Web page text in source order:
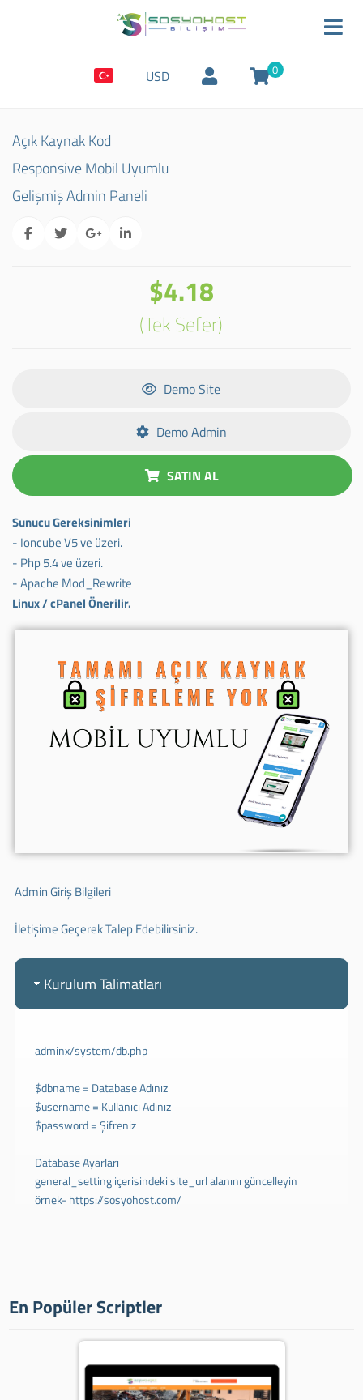
USD 0
Açık Kaynak Kod
Responsive Mobil Uyumlu
Gelişmiş Admin Paneli
$4.18
(Tek Sefer)
Demo Site
Demo Admin
SATIN AL
Sunucu Gereksinimleri
- Ioncube V5 ve üzeri.
- Php 5.4 ve üzeri.
- Apache Mod_Rewrite
Linux / cPanel Önerilir.
Admin Giriş Bilgileri
İletişime Geçerek Talep Edebilirsiniz.
Kurulum Talimatları
adminx/system/db.php
$dbname = Database Adınız
$username = Kullanıcı Adınız
$password = Şifreniz
Database Ayarları
general_setting içerisindeki site_url alanını güncelleyin
örnek- https://sosyohost.com/
En Popüler Scriptler